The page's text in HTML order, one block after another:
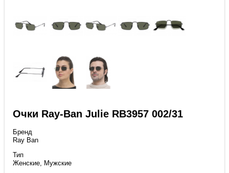
Очки Ray-Ban Julie RB3957 002/31
Бренд
Ray Ban
Тип
Женские, Мужские